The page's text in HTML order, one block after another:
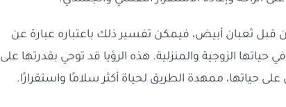
ثعبان أبيض، فيمكن تفسير ذلك باعتباره عبارة عن
الزوجية والمنزلية. هذه الرؤيا قد توحي بقدرتها على
حياتها، ممهدة الطريق لحياة أكثر سلامًا واستقرارًا.